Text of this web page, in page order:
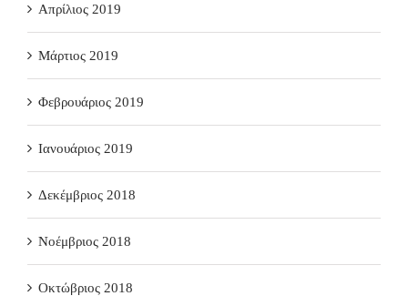
Απρίλιος 2019
Μάρτιος 2019
Φεβρουάριος 2019
Ιανουάριος 2019
Δεκέμβριος 2018
Νοέμβριος 2018
Οκτώβριος 2018